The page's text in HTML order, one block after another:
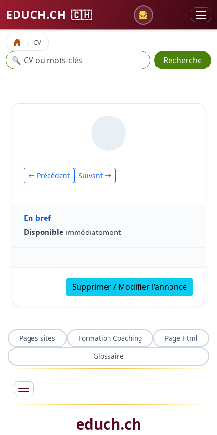
EDUCH.CH 🇨🇭
Accueil CV
Recherche
🔍 Recherche
Précédent Suivant
En bref
Disponible immédiatement
Supprimer / Modifier l'annonce
Pages sites Formation Coaching
Page Html
Glossaire
educh.ch